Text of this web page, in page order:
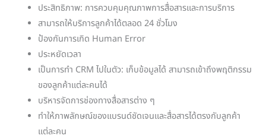
ประสิทธิภาพ: การควบคุมคุณภาพการสื่อสารและการบริการ
สามารถให้บริการลูกค้าได้ตลอด 24 ชั่วโมง
ป้องกันการเกิด Human Error
ประหยัดเวลา
เป็นการทำ CRM ไปในตัว: เก็บข้อมูลได้ สามารถเข้าถึงพฤติกรรม
ของลูกค้าแต่ละคนได้
บริหารจัดการช่องทางสื่อสารต่าง ๆ
ทำให้ภาพลักษณ์ของแบรนด์ชัดเจนและสื่อสารได้ตรงกับลูกค้า
แต่ละคน